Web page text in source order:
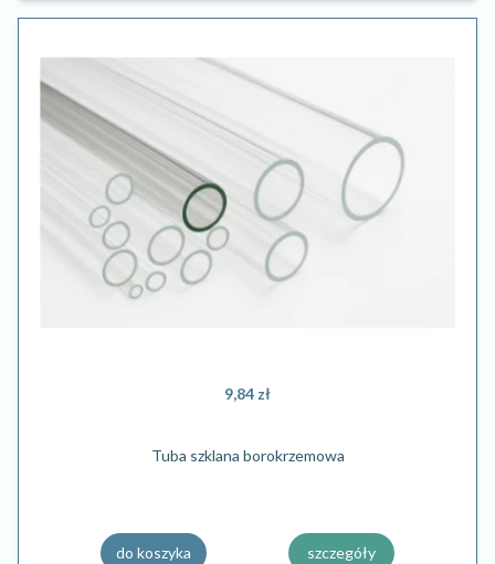
9,84 zł
Tuba szklana borokrzemowa
do koszyka szczegóły